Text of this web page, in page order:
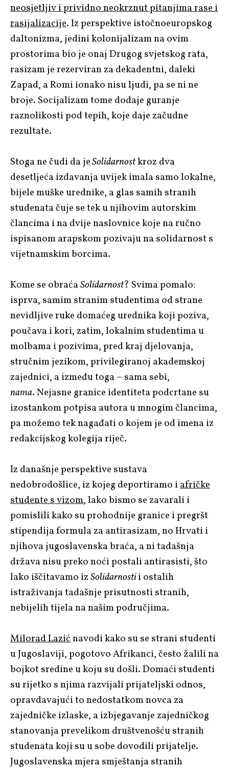
neosjetljiv i prividno neokrznut pitanjima rase i
rasijalizacije. Iz perspektive istočnoeuropskog
daltonizma, jedini kolonijalizam na ovim
prostorima bio je onaj Drugog svjetskog rata,
rasizam je rezerviran za dekadentni, daleki
Zapad, a Romi ionako nisu ljudi, pa se ni ne
broje. Socijalizam tome dodaje guranje
raznolikosti pod tepih, koje daje začudne
rezultate.
Stoga ne čudi da jeSolidarnostkroz dva
desetljeća izdavanja uvijek imala samo lokalne,
bijele muške urednike, a glas samih stranih
studenatačuje se tek u njihovim autorskim
člancima i na dvije naslovnice koje na ručno
ispisanom arapskom pozivaju na solidarnost s
vijetnamskim borcima.
Kome se obraćaSolidarnost? Svima pomalo:
isprva, samim stranim studentima od strane
nevidljive ruke domaćeg urednika koji poziva,
poučava i kori, zatim, lokalnim studentima u
molbama i pozivima, pred kraj djelovanja,
stručnim jezikom, privilegiranoj akademskoj
zajednici, a između toga – sama sebi,
nama.Nejasne granice identiteta podcrtane su
izostankom potpisa autora u mnogim člancima,
pa možemo tek nagađati o kojem je od imena iz
redakcijskog kolegija riječ.
Iz današnje perspektive sustava
nedobrodošlice, iz kojeg deportiramo iafričke
studente s vizom, lako bismo se zavarali i
pomislili kako su prohodnije granice i pregršt
stipendija formula za antirasizam, no Hrvati i
njihova jugoslavenska braća, a ni tadašnja
država nisu preko noći postali antirasisti, što
lako iščitavamo izSolidarnostii ostalih
istraživanja tadašnje prisutnosti stranih,
nebijelih tijela na našim područjima.
Milorad Lazićnavodi kako su se strani studenti
u Jugoslaviji, pogotovo Afrikanci, često žalili na
bojkot sredine u koju su došli. Domaći studenti
su rijetko s njima razvijali prijateljski odnos,
opravdavajući to nedostatkom novca za
zajedničke izlaske, a izbjegavanje zajedničkog
stanovanja prevelikom društvenošću stranih
studenata koji su u sobe dovodili prijatelje.
Jugoslavenska mjera smještanja stranih